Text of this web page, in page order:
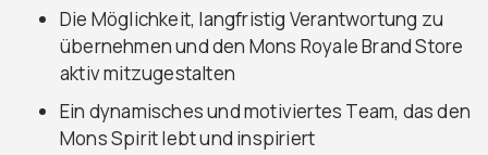
Die Möglichkeit, langfristig Verantwortung zu
übernehmen und den Mons Royale Brand Store
aktiv mitzugestalten
Ein dynamisches und motiviertes Team, das den
Mons Spirit lebt und inspiriert